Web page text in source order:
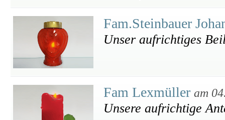
Fam.Steinbauer
Unser aufrichtiges
Fam Lexmüller am
Unsere aufrichtige